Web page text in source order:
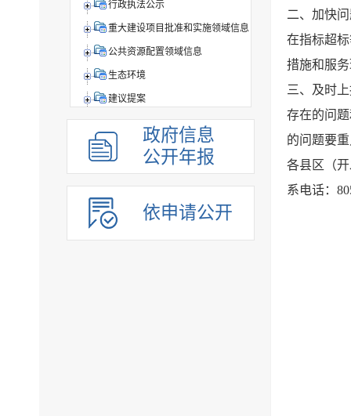
行政执法公示
重大建设项目批准和实施领域信息
公共资源配置领域信息
生态环境
建议提案
组织管理
应急管理
重点领域
法制政府建设工作年报
政府信息
公开年报
依申请公开
二、加快
在指标超
措施和服
三、及时
存在的问
的问题要
各县区（
系电话：